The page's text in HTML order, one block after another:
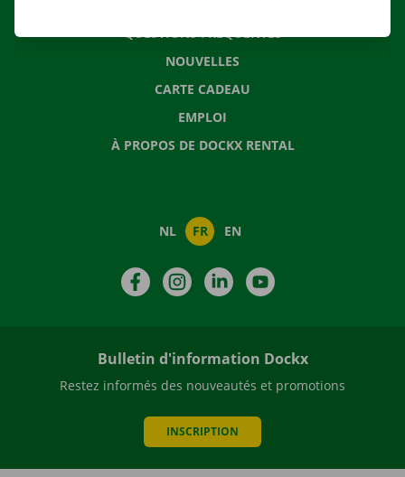
QUESTIONS FRÉQUENTES
NOUVELLES
CARTE CADEAU
EMPLOI
À PROPOS DE DOCKX RENTAL
NL FR EN
FacebookInstagramLinkedIn
Bulletin d'information Dockx
Restez informés des nouveautés et promotions
INSCRIPTION